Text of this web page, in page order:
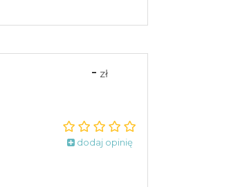
- zł
dodaj opinię